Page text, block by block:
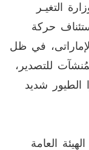
التغيـر
حركة
في ظل
للتصدير،
الطيور شديد
العامة